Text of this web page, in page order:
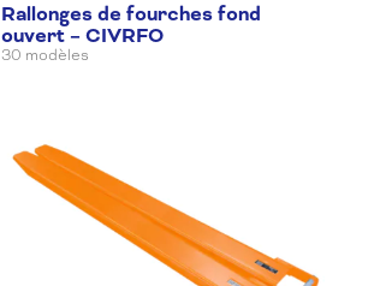
Rallonges de fourches fond
ouvert – CIVRFO
30 modèles